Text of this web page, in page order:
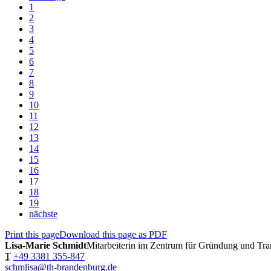
1
2
3
4
5
6
7
8
9
10
11
12
13
14
15
16
17
18
19
nächste
Print this pageDownload this page as PDF
Lisa-Marie SchmidtMitarbeiterin im Zentrum für Gründung und
T +49 3381 355-847
schmlisa@th-brandenburg.de